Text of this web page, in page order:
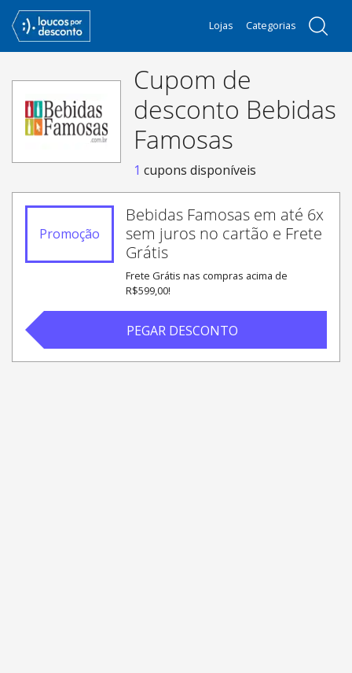
Lojas Categorias
Cupom de
desconto Bebidas
Famosas
1 cupons disponíveis
Promoção
Bebidas Famosas em até 6x
sem juros no cartão e Frete
Grátis
Frete Grátis nas compras acima de
R$599,00!
PEGAR DESCONTO